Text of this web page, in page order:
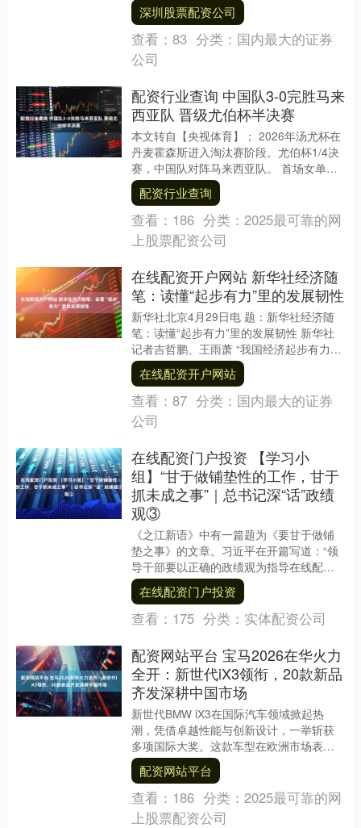
阻断骗局，民....
深圳股票配资公司
查看： 83 分类： 国内最大的证券
公司
配资行业查询 中国队3-0完胜马来
西亚队 晋级尤伯杯半决赛
本文转自【央视体育】； 2026年汤尤杯在
丹麦霍森斯进入淘汰赛阶段。尤伯杯1/4决
赛，中国队对阵马来西亚队。 首场女单比
赛，王祉怡直落两局击败蕾莎娜配资行业
查询....
配资行业查询
查看： 186 分类： 2025最可靠的网
上股票配资公司
在线配资开户网站 新华社经济随
笔：读懂“起步有力”里的发展韧性
新华社北京4月29日电 题：新华社经济随
笔：读懂“起步有力”里的发展韧性 新华社
记者吉哲鹏、王雨萧 “我国经济起步有力，
主要指标好于预期，彰显强大韧性和活
力。”....
在线配资开户网站
查看： 87 分类： 国内最大的证券
公司
在线配资门户投资 【学习小
组】“甘于做铺垫性的工作，甘于
抓未成之事”｜总书记深“话”政绩
观③
《之江新语》中有一篇题为《要甘于做铺
垫之事》的文章。习近平在开篇写道：“领
导干部要以正确的政绩观为指导在线配资
门户投资，抓好各项工作。‘功成不必在
我’，要甘于做....
在线配资门户投资
查看： 175 分类： 实体配资公司
配资网站平台 宝马2026在华火力
全开：新世代iX3领衔，20款新品
齐发深耕中国市场
新世代BMW iX3在国际汽车领域掀起热
潮，凭借卓越性能与创新设计，一举斩获
多项国际大奖。这款车型在欧洲市场表现
尤为亮眼，订单量已突破5万大关，充分彰
显其强大的....
配资网站平台
查看： 186 分类： 2025最可靠的网
上股票配资公司